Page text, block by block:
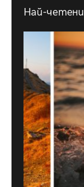
Най-четени